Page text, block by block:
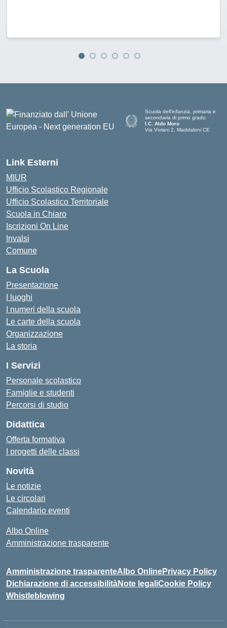
Scuola dell’infanzia, primaria e
secondaria di primo grado
I.C. Aldo Moro
Via Viviani 2, Maddaloni CE
Link Esterni
MIUR
Ufficio Scolastico Regionale
Ufficio Scolastico Territoriale
Scuola in Chiaro
Iscrizioni On Line
Invalsi
Comune
La Scuola
Presentazione
I luoghi
I numeri della scuola
Le carte della scuola
Organizzazione
La storia
I Servizi
Personale scolastico
Famiglie e studenti
Percorsi di studio
Didattica
Offerta formativa
I progetti delle classi
Novità
Le notizie
Le circolari
Calendario eventi
Albo Online
Amministrazione trasparente
Amministrazione trasparenteAlbo OnlinePrivacy Policy
Dichiarazione di accessibilitàNote legaliCookie Policy
Whistleblowing